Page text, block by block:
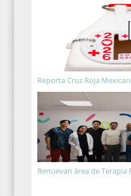
Reporta Cruz Roja
Renuevan área de Terapia